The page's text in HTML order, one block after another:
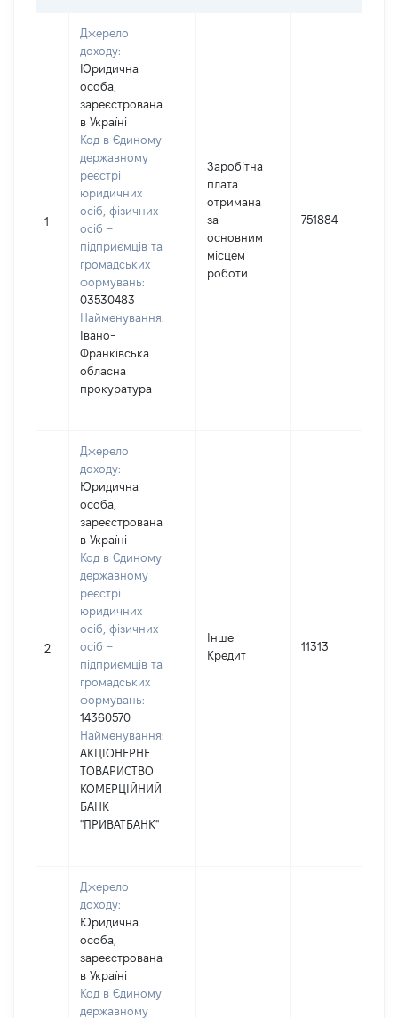
1
Джерело
доходу:
Юридична
особа,
зареєстрована
в Україні
Код в Єдиному
державному
реєстрі
юридичних
осіб, фізичних
осіб –
підприємців та
громадських
формувань:
03530483
Найменування:
Івано-
Франківська
обласна
прокуратура
Заробітна
плата
отримана
за
основним
місцем
роботи
751884
2
Джерело
доходу:
Юридична
особа,
зареєстрована
в Україні
Код в Єдиному
державному
реєстрі
юридичних
осіб, фізичних
осіб –
підприємців та
громадських
формувань:
14360570
Найменування:
АКЦІОНЕРНЕ
ТОВАРИСТВО
КОМЕРЦІЙНИЙ
БАНК
"ПРИВАТБАНК"
Інше
Кредит
11313
Джерело
доходу:
Юридична
особа,
зареєстрована
в Україні
Код в Єдиному
державному